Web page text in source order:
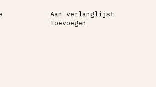
Aan verlanglijst
toevoegen